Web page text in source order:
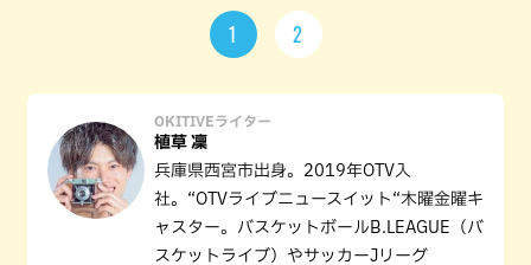
1 2
OKITIVEライター
植草 凜
兵庫県西宮市出身。2019年OTV入
社。“OTVライブニュースイット“木曜金曜キ
ャスター。バスケットボールB.LEAGUE（バ
スケットライブ）やサッカーJリーグ